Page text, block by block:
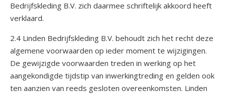
Bedrijfskleding B.V. zich daarmee schriftelijk akkoord heeft
verklaard.
2.4 Linden Bedrijfskleding B.V. behoudt zich het recht deze
algemene voorwaarden op ieder moment te wijzigingen.
De gewijzigde voorwaarden treden in werking op het
aangekondigde tijdstip van inwerkingtreding en gelden ook
ten aanzien van reeds gesloten overeenkomsten. Linden